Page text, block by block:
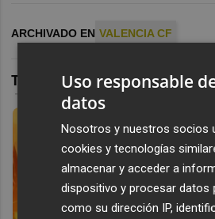
ARCHIVADO EN VALENCIA CF
Uso responsable
datos
Nosotros y nuestros socios
cookies y tecnologías
almacenar y acceder a
dispositivo y procesar datos
como su dirección IP,